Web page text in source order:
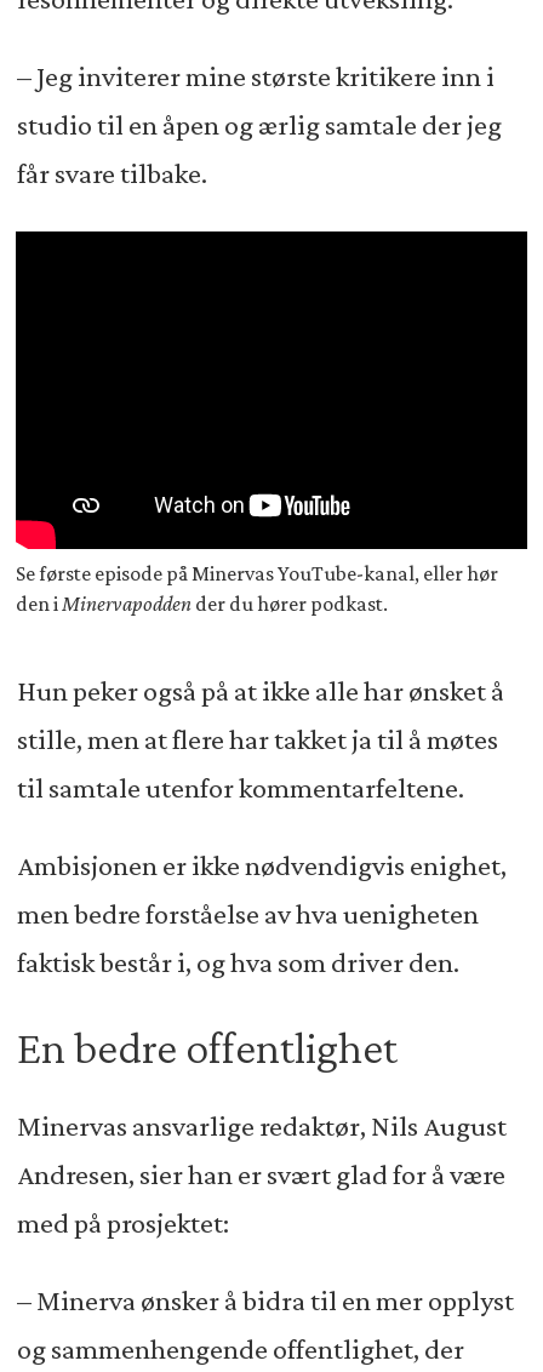
– Jeg inviterer mine største kritikere inn i
studio til en åpen og ærlig samtale der jeg
får svare tilbake.
Se første episode på Minervas YouTube-kanal, eller hør
den i Minervapodden der du hører podkast.
Hun peker også på at ikke alle har ønsket å
stille, men at flere har takket ja til å møtes
til samtale utenfor kommentarfeltene.
Ambisjonen er ikke nødvendigvis enighet,
men bedre forståelse av hva uenigheten
faktisk består i, og hva som driver den.
En bedre offentlighet
Minervas ansvarlige redaktør, Nils August
Andresen, sier han er svært glad for å være
med på prosjektet:
– Minerva ønsker å bidra til en mer opplyst
og sammenhengende offentlighet, der